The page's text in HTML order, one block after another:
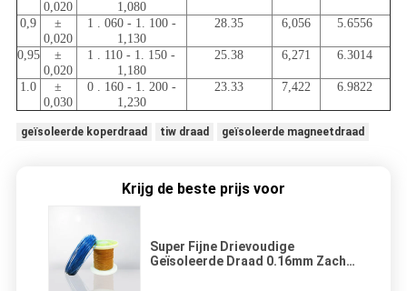
0,020
1,080
0,9
±
0,020
1 . 060 - 1. 100 -
1,130
28.35 6,056 5.6556
0,95
±
0,020
1 . 110 - 1. 150 -
1,180
25.38 6,271 6.3014
1.0
±
0,030
0 . 160 - 1. 200 -
1,230
23.33 7,422 6.9822
geïsoleerde koperdraad tiw draad geïsoleerde magneetdraad
Krijg de beste prijs voor
Super Fijne Drievoudige
Geïsoleerde Draad 0.16mm Zachte